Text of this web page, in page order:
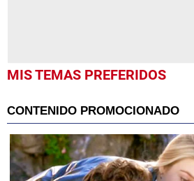
MIS TEMAS PREFERIDOS